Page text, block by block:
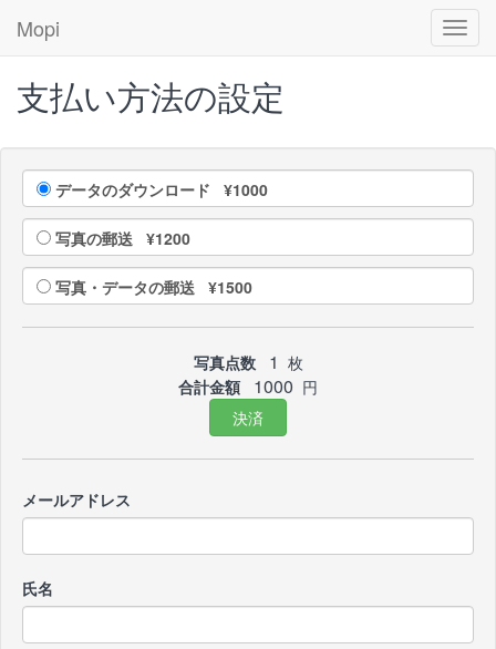
Mopi
支払い方法の設定
データのダウンロード ¥1000
写真の郵送 ¥1200
写真・データの郵送 ¥1500
写真点数 1 枚
合計金額
1000 円
決済
メールアドレス
氏名